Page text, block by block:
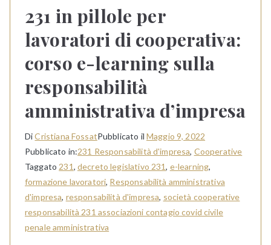
231 in pillole per
lavoratori di cooperativa:
corso e-learning sulla
responsabilità
amministrativa d’impresa
DiCristiana FossatPubblicato il Maggio 9, 2022
Pubblicato in:231 Responsabilità d'impresa, Cooperative
Taggato231, decreto legislativo 231, e-learning,
formazione lavoratori, Responsabilità amministrativa
d'impresa, responsabilità d'impresa, società cooperative
responsabilità 231 associazioni contagio covid civile
penale amministrativa